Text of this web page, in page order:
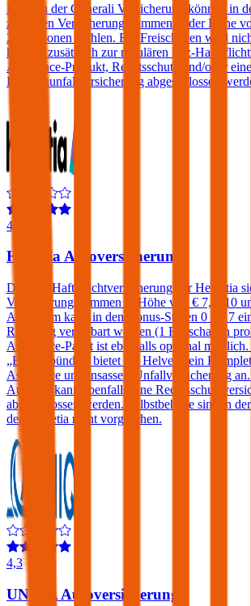
Kunden der Generali Versicherung können in
zwischen Versicherungssummen in der Höhe
25 Millionen wählen. Ein Freischaden wird
können zusätzlich zur regulären Kfz-
Assistance-Produkt, Rechtsschutz und/oder eine
Insassenunfallversicherung abgeschlossen
4,4
Helvetia Autoversicherung
Die Kfz-Haftpflichtversicherung der Helvetia
Versicherungssummen in Höhe von € 7,6, 10
Außerdem kann in den Bonus-Stufen 0 bis 7
Regelung vereinbart werden (1 Freischaden pro
Assistance-Paket ist ebenfalls optional möglich.
„Europabündel“ bietet die Helvetia ein
Assistance und Insassen-Unfallversicherung an.
Aufpreis kann ebenfalls eine
abgeschlossen werden. Selbstbehalte sind in
der Helvetia nicht vorgesehen.
4,3
UNIQA Autoversicherung